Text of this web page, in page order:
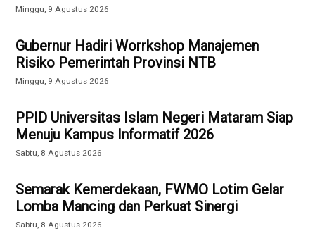
Minggu, 9 Agustus 2026
Gubernur Hadiri Worrkshop Manajemen
Risiko Pemerintah Provinsi NTB
Minggu, 9 Agustus 2026
PPID Universitas Islam Negeri Mataram Siap
Menuju Kampus Informatif 2026
Sabtu, 8 Agustus 2026
Semarak Kemerdekaan, FWMO Lotim Gelar
Lomba Mancing dan Perkuat Sinergi
Sabtu, 8 Agustus 2026